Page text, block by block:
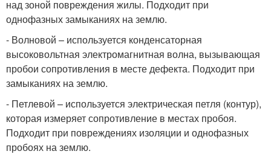
над зоной повреждения жилы. Подходит при
однофазных замыканиях на землю.
- Волновой – используется конденсаторная
высоковольтная электромагнитная волна, вызывающая
пробои сопротивления в месте дефекта. Подходит при
замыканиях на землю.
- Петлевой – используется электрическая петля (контур),
которая измеряет сопротивление в местах пробоя.
Подходит при повреждениях изоляции и однофазных
пробоях на землю.